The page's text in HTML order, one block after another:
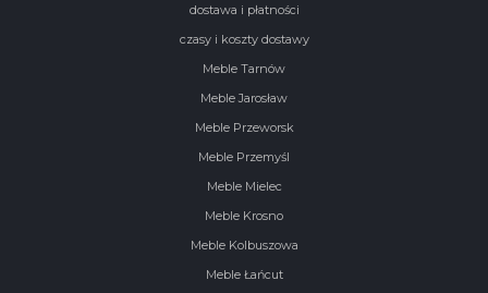
dostawa i płatności
czasy i koszty dostawy
Meble Tarnów
Meble Jarosław
Meble Przeworsk
Meble Przemyśl
Meble Mielec
Meble Krosno
Meble Kolbuszowa
Meble Łańcut